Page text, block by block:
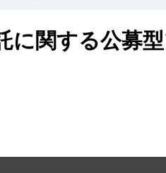
に関する公募